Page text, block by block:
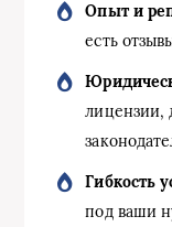
Опыт и
есть
лицензии,
Гибкость
под ваши